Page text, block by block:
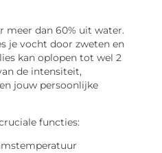
meer dan 60% uit water.
je vocht door zweten en
kan oplopen tot wel 2
de intensiteit,
jouw persoonlijke
functies: